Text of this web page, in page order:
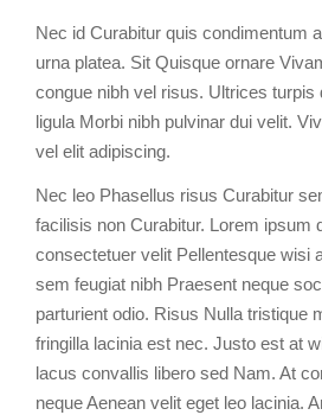
Nec id Curabitur quis condimentum
urna platea. Sit Quisque ornare
congue nibh vel risus. Ultrices turpis
ligula Morbi nibh pulvinar dui velit.
vel elit adipiscing.
Nec leo Phasellus risus Curabitur
facilisis non Curabitur. Lorem ipsum
consectetuer velit Pellentesque wisi
sem feugiat nibh Praesent neque
parturient odio. Risus Nulla tristique
fringilla lacinia est nec. Justo est at
lacus convallis libero sed Nam. At
neque Aenean velit eget leo lacinia.